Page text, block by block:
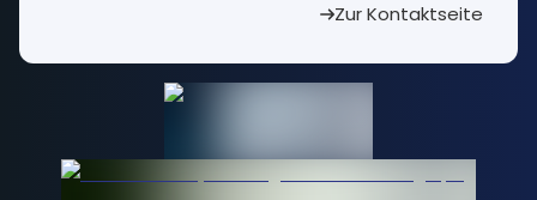
Zur Kontaktseite